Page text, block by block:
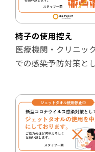
い。
など
【ファイル形式】
・パワーポイント
(.pptx)
い。
椅子の使用控え
医療機関・クリニッ
での感染予防対策と
使用を控えているこ
ご案内するチラシです
【掲示場所の例】